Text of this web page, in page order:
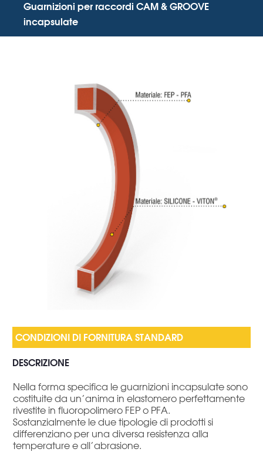
Guarnizioni per raccordi CAM & GROOVE
incapsulate
DESCRIZIONE
Nella forma specifica le guarnizioni incapsulate sono
costituite da un’anima in elastomero perfettamente
rivestite in fluoropolimero FEP o PFA.
Sostanzialmente le due tipologie di prodotti si
differenziano per una diversa resistenza alla
temperature e all’abrasione.